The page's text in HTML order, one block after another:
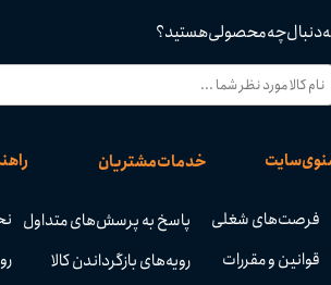
خدمات مشتریان
پاسخ به پرسش‌های متداول
رویه‌های بازگرداندن کالا
سایت
فرصت‌های شغلی
قوانین و مقررات
دنبال چه محصولی هستید؟